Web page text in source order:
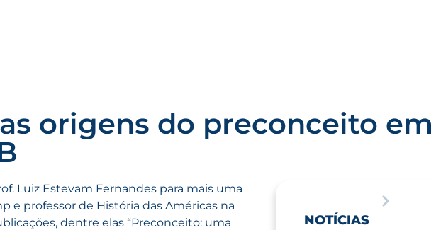
origens do preconceito em
Luiz Estevam Fernandes para mais uma
e professor de História das Américas na
dentre elas “Preconceito: uma
NOTÍCIAS